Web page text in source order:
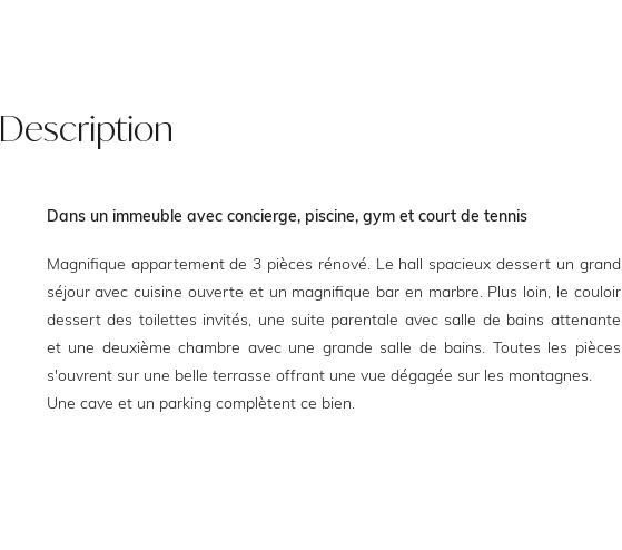
Description
Dans un immeuble avec concierge, piscine, gym et court de tennis
Magnifique appartement de 3 pièces rénové. Le hall spacieux dessert un grand
séjour avec cuisine ouverte et un magnifique bar en marbre. Plus loin, le couloir
dessert des toilettes invités, une suite parentale avec salle de bains attenante
et une deuxième chambre avec une grande salle de bains. Toutes les pièces
s'ouvrent sur une belle terrasse offrant une vue dégagée sur les montagnes.
Une cave et un parking complètent ce bien.